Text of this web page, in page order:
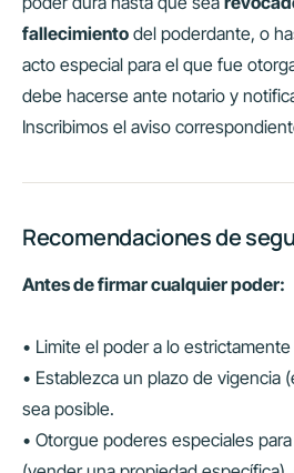
fallecimiento del poderdante, o
acto especial para el que fue
debe hacerse ante notario y
Inscribimos el aviso
Recomendaciones de
Antes de firmar cualquier poder:
• Limite el poder a lo
• Establezca un plazo de vigencia
sea posible.
• Otorgue poderes especiales